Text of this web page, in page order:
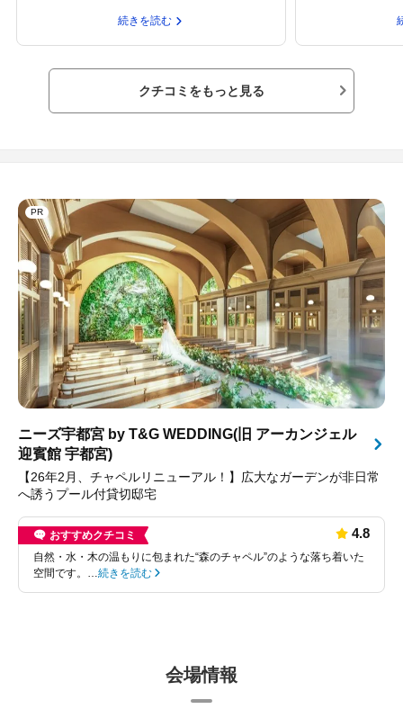
そうなので安心しました。やりたいことを全部
した！コストパフォーマンスは一番良いと思い
ます。料理は今まで参列したところふくめて美
味しい方だと思います。彼氏は料理しか興味な
かったので満足してたみたいです！交通アクセ
スは那須はどこも一緒かな？ロケーションは最
ですが…ドレスはすべて新品で作ってもらえる
ところです！レンタルよりも安かったのでとて
も気に入りました。なんでも言えば叶う気がす
るので、とりあえず言ってみても良いと思いま
す！最上階、神殿、ロビー、ガーデン、プール
などなど・・・馬車もあったかな？色々出来そ
うなので自由な結婚式をしたい人にはおすすめ
です！アルパカは呼べるか聞いてません・・・
チャペルがないのが残念ですが、それ以外はす
べて良いと思いました。神前式かガーデンを検
討中です！
続きを読む
などで装飾でき
が。最上階のレス
で、スタイリッシ
た。窓からの眺
て、結婚式と同じ
いました。披露宴
華料理、和洋折衷
す。立地は、那
良い場所にありま
結婚式を挙げた後
りに来る、なんて
だ、駅はあまり近
んでいることが多
ないかもしれま
男性の方でしたが
れましたし、説明
はどんどん言って
ですよ。」とおし
ただくフレンチ
ょうか。料理にこ
クチコミをもっと見る
PR
ニーズ宇都宮 by T&G WEDDING(旧 アーカンジェル
迎賓館 宇都宮)
【26年2月、チャペルリニューアル！】広大なガーデンが非日常
へ誘うプール付貸切邸宅
おすすめクチコミ 4.8
自然・水・木の温もりに包まれた“森のチャペル”のような落ち着いた
空間です。…続きを読む
会場情報